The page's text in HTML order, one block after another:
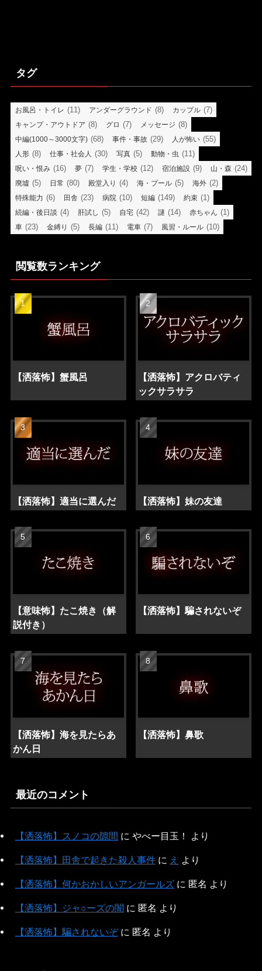
タグ
お風呂・トイレ (11) アンダーグラウンド (8) カップル (7)
キャンプ・アウトドア (8) グロ (7) メッセージ (8)
中編(1000～3000文字) (68) 事件・事故 (29) 人が怖い (55)
人形 (8) 仕事・社会人 (30) 写真 (5) 動物・虫 (11)
呪い・恨み (16) 夢 (7) 学生・学校 (12) 宿泊施設 (9) 山・森 (24)
廃墟 (5) 日常 (80) 殿堂入り (4) 海・プール (5) 海外 (2)
特殊能力 (6) 田舎 (23) 病院 (10) 短編 (149) 約束 (1)
続編・後日談 (4) 肝試し (5) 自宅 (42) 謎 (14) 赤ちゃん (1)
車 (23) 金縛り (5) 長編 (11) 電車 (7) 風習・ルール (10)
閲覧数ランキング
【洒落怖】蟹風呂
【洒落怖】アクロバティ
ックサラサラ
【洒落怖】適当に選んだ 【洒落怖】妹の友達
【意味怖】たこ焼き（解
説付き）
【洒落怖】騙されないぞ
【洒落怖】海を見たらあ
かん日
【洒落怖】鼻歌
最近のコメント
【洒落怖】スノコの隙間 に やべー目玉！ より
【洒落怖】田舎で起きた殺人事件に え より
【洒落怖】何かおかしいアンガールズに 匿名 より
【洒落怖】ジャ○ーズの闇 に 匿名 より
【洒落怖】騙されないぞに 匿名 より